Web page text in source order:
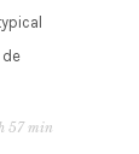
57 min